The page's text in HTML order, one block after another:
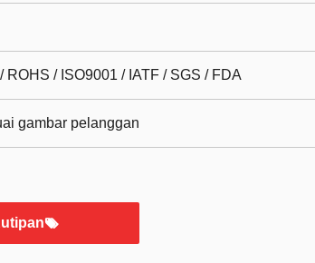
ROHS / ISO9001 / IATF / SGS / FDA
gambar pelanggan